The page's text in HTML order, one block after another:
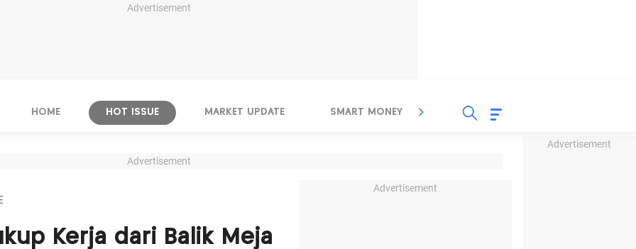
Advertisement
Advertisement
HOME HOT ISSUE MARKET UPDATE SMART MONEY INSPIRASI BISNIS
Advertisement
Kerja dari Balik Meja
Advertisement